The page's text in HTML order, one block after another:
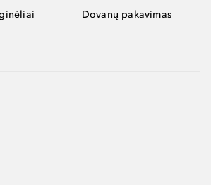
Dovanų pakavimas